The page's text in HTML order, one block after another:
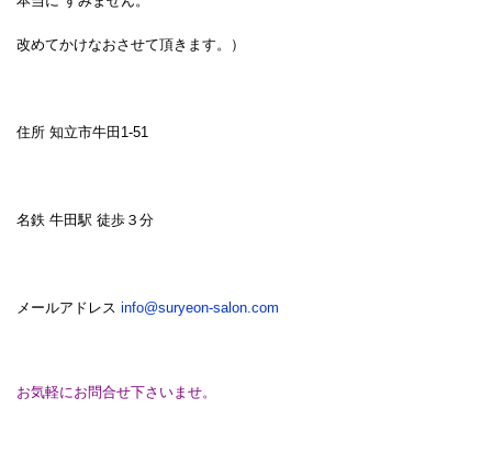
改めてかけなおさせて頂きます。）
住所 知立市牛田1-51
名鉄 牛田駅 徒歩３分
メールアドレス info@suryeon-salon.com
お気軽にお問合せ下さいませ。